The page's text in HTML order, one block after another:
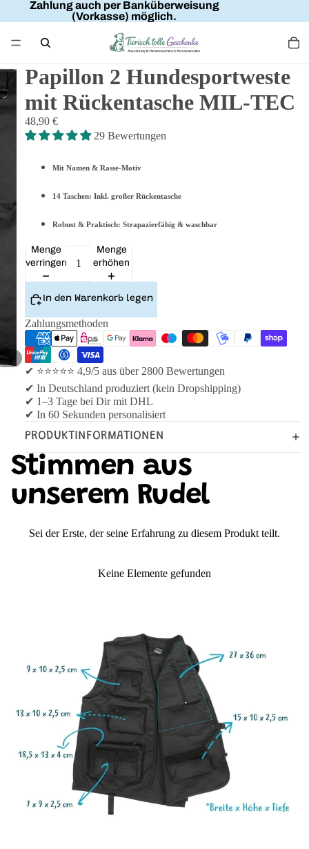
Zahlung auch per Banküberweisung
(Vorkasse) möglich.
1
Papillon 2 Hundesportweste
mit Rückentasche MIL-TEC
48,90 €
29 Bewertungen
Mit Namen & Rasse-Motiv
14 Taschen: Inkl. großer Rückentasche
Robust & Praktisch: Strapazierfähig & waschbar
Menge
verringern
Menge
erhöhen
In den Warenkorb legen
Zahlungsmethoden
✔ ⭐⭐⭐⭐⭐ 4,9/5 aus über 2800 Bewertungen
✔ In Deutschland produziert (kein Dropshipping)
✔ 1–3 Tage bei Dir mit DHL
✔ In 60 Sekunden personalisiert
PRODUKTINFORMATIONEN
Stimmen aus
unserem Rudel
Sei der Erste, der seine Erfahrung zu diesem Produkt teilt.
Keine Elemente gefunden